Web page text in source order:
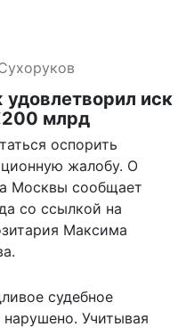
иск
млрд
оспорить
жалобу. О
Москвы сообщает
со ссылкой на
Максима
судебное
Учитывая